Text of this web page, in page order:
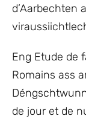
d’Aarbechten
Eng Etude de
Romains ass
de jour et de